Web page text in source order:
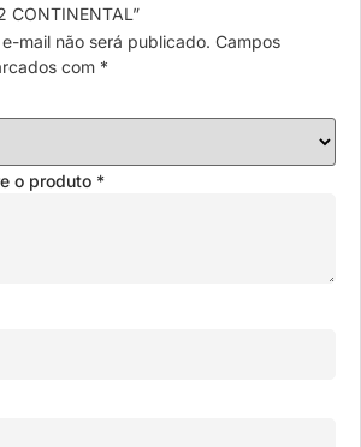
CONTINENTAL”
mail não será publicado. Campos
com *
o produto *